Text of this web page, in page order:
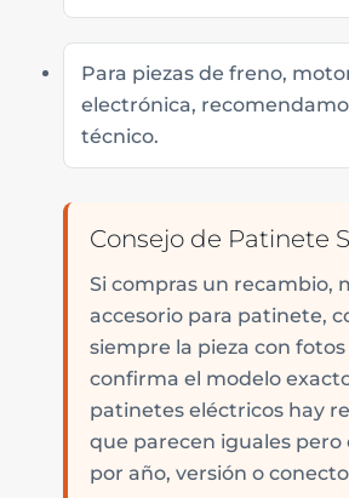
Para piezas de freno,
electrónica,
técnico.
Consejo de Patinete
Si compras un recambio,
accesorio para patinete,
siempre la pieza con fotos
confirma el modelo
patinetes eléctricos hay
que parecen iguales pero
por año, versión o